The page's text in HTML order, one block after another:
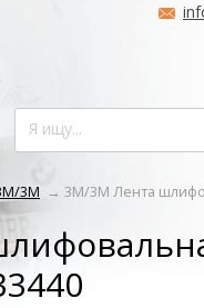
3М → 3M/3М Лента